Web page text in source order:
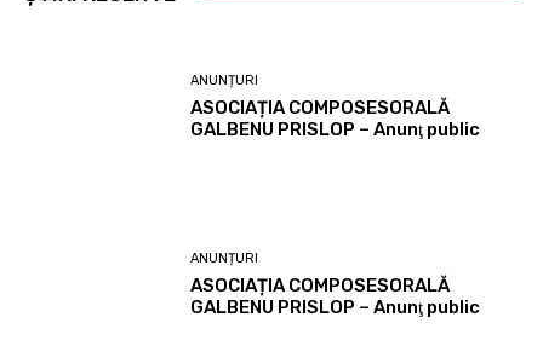
ANUNȚURI
ASOCIAȚIA COMPOSESORALĂ
GALBENU PRISLOP – Anunţ public
ANUNȚURI
ASOCIAȚIA COMPOSESORALĂ
GALBENU PRISLOP – Anunţ public